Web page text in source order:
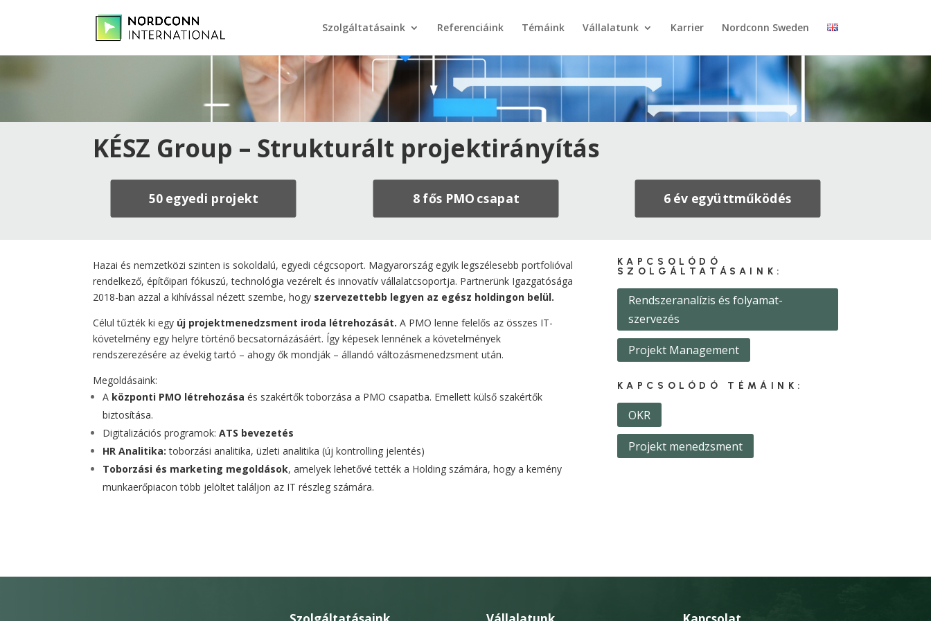
Szolgáltatásaink Referenciáink Témáink Vállalatunk Karrier Nordconn Sweden
KÉSZ Group – Strukturált projektirányítás
50 egyedi projekt 8 fős PMO csapat 6 év együttműködés
Hazai és nemzetközi szinten is sokoldalú, egyedi cégcsoport. Magyarország egyik legszélesebb portfolióval
rendelkező, építőipari fókuszú, technológia vezérelt és innovatív vállalatcsoportja. Partnerünk Igazgatósága
2018-ban azzal a kihívással nézett szembe, hogy szervezettebb legyen az egész holdingon belül.
Célul tűzték ki egy új projektmenedzsment iroda létrehozását. A PMO lenne felelős az összes IT-
követelmény egy helyre történő becsatornázásáért. Így képesek lennének a követelmények
rendszerezésére az évekig tartó – ahogy ők mondják – állandó változásmenedzsment után.
Megoldásaink:
A központi PMO létrehozása és szakértők toborzása a PMO csapatba. Emellett külső szakértők
biztosítása.
Digitalizációs programok:ATS bevezetés
HR Analitika: toborzási analitika, üzleti analitika (új kontrolling jelentés)
Toborzási és marketing megoldások, amelyek lehetővé tették a Holding számára, hogy a kemény
munkaerőpiacon több jelöltet találjon az IT részleg számára.
KAPCSOLÓDÓ
SZOLGÁLTATÁSAINK:
Rendszeranalízis és folyamat-
szervezés
Projekt Management
KAPCSOLÓDÓ TÉMÁINK:
OKR
Projekt menedzsment